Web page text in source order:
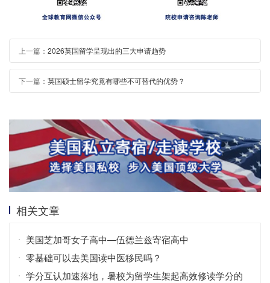
上一篇： 2026英国留学呈现出的三大申请趋势
下一篇： 英国硕士留学究竟有哪些不可替代的优势？
相关文章
美国芝加哥女子高中—伍德兰兹寄宿高中
零基础可以去美国读中医移民吗？
学分互认加速落地，暑校为留学生架起高效修读学分的